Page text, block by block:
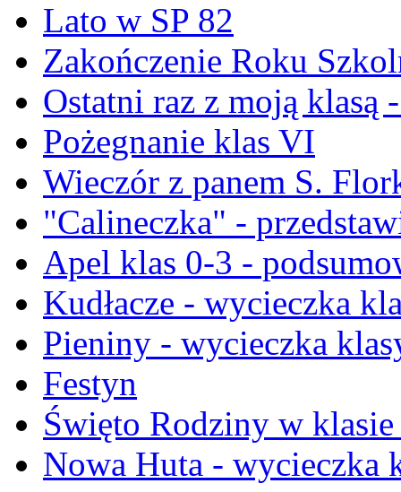
Lato w SP 82
Zakończenie Roku
Ostatni raz z moją
Pożegnanie klas VI
Wieczór z panem S.
"Calineczka" -
Apel klas 0-3 -
Kudłacze - wycieczka
Pieniny - wycieczka
Festyn
Święto Rodziny w
Nowa Huta - wycieczka